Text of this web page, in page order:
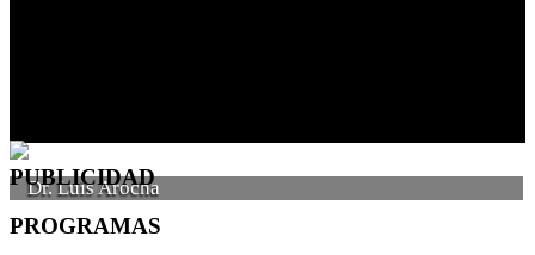
Dr. Luis Arocha
PUBLICIDAD
PROGRAMAS